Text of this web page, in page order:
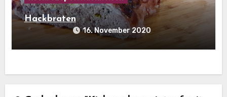
Hackbraten
16. November 2020